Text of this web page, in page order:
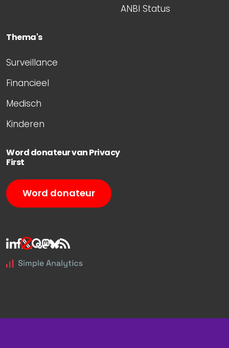
ANBI Status
Thema's
Surveillance
Financieel
Medisch
Kinderen
Word donateur van Privacy
First
Word donateur